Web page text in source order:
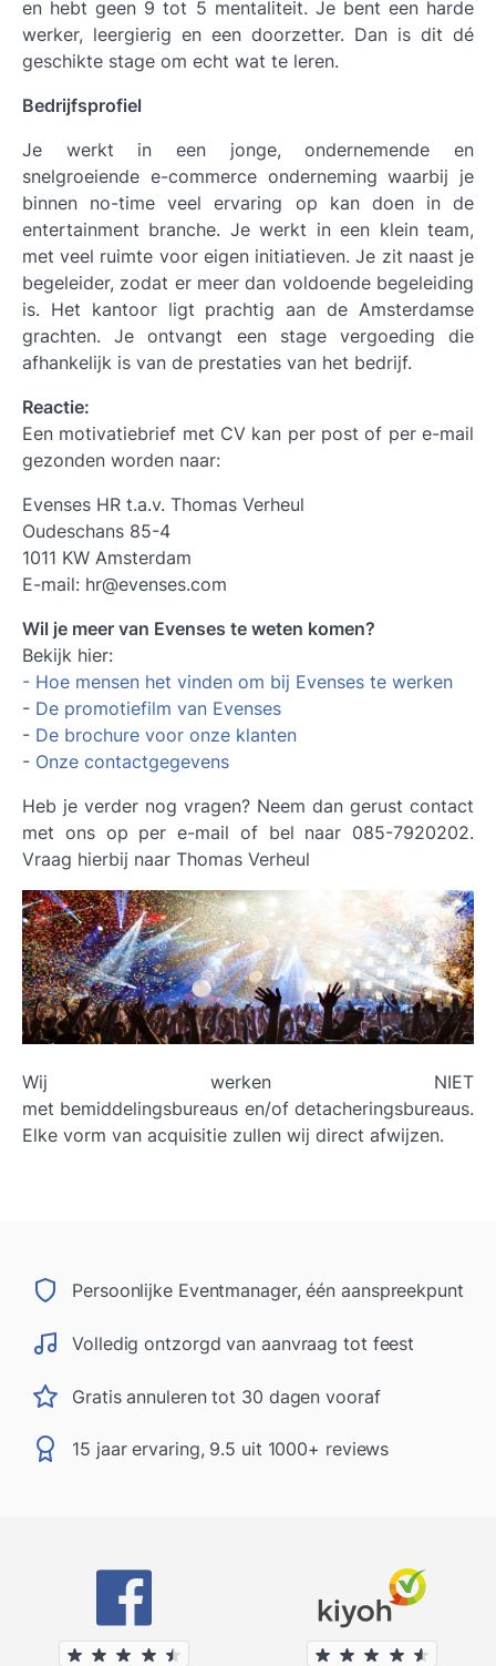
en hebt geen 9 tot 5 mentaliteit. Je bent een harde
werker, leergierig en een doorzetter. Dan is dit dé
geschikte stage om echt wat te leren.
Bedrijfsprofiel
Je werkt in een jonge, ondernemende en
snelgroeiende e-commerce onderneming waarbij je
binnen no-time veel ervaring op kan doen in de
entertainment branche. Je werkt in een klein team,
met veel ruimte voor eigen initiatieven. Je zit naast je
begeleider, zodat er meer dan voldoende begeleiding
is. Het kantoor ligt prachtig aan de Amsterdamse
grachten. Je ontvangt een stage vergoeding die
afhankelijk is van de prestaties van het bedrijf.
Reactie:
Een motivatiebrief met CV kan per post of per e-mail
gezonden worden naar:
Evenses HR t.a.v. Thomas Verheul
Oudeschans 85-4
1011 KW Amsterdam
E-mail: hr@evenses.com
Wil je meer van Evenses te weten komen?
Bekijk hier:
- Hoe mensen het vinden om bij Evenses te werken
- De promotiefilm van Evenses
- De brochure voor onze klanten
- Onze contactgegevens
Heb je verder nog vragen? Neem dan gerust contact
met ons op per e-mail of bel naar 085-7920202.
Vraag hierbij naar Thomas Verheul
Wij werken NIET
met bemiddelingsbureaus en/of detacheringsbureaus.
Elke vorm van acquisitie zullen wij direct afwijzen.
Persoonlijke Eventmanager, één aanspreekpunt
Volledig ontzorgd van aanvraag tot feest
Gratis annuleren tot 30 dagen vooraf
15 jaar ervaring, 9.5 uit 1000+ reviews